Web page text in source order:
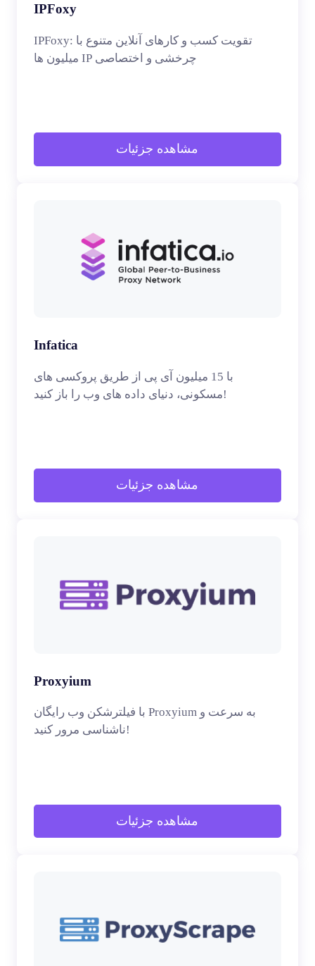
IPFoxy
IPFoxy: تقویت کسب و کارهای آنلاین متنوع با
میلیون ها IP چرخشی و اختصاصی
مشاهده جزئیات
Infatica
با 15 میلیون آی پی از طریق پروکسی های
مسکونی، دنیای داده های وب را باز کنید!
مشاهده جزئیات
Proxyium
با فیلترشکن وب رایگان Proxyium به سرعت و
ناشناسی مرور کنید!
مشاهده جزئیات